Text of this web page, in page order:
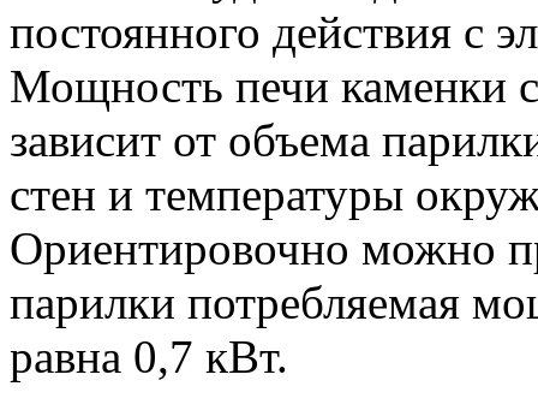
постоянного действия с
Мощность печи каменки
зависит от объема
стен и температуры
Ориентировочно можно
парилки потребляемая
равна 0,7 кВт.